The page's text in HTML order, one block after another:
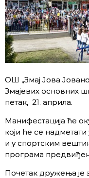
ОШ „Змај Јова
Змајевих основних
петак, 21. априла.
Манифестација ће
који ће се
и у спортским
програма
Почетак дружења је